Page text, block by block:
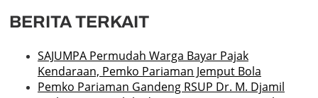
BERITA TERKAIT
SAJUMPA Permudah Warga Bayar Pajak
Kendaraan, Pemko Pariaman Jemput Bola
Pemko Pariaman Gandeng RSUP Dr. M. Djamil